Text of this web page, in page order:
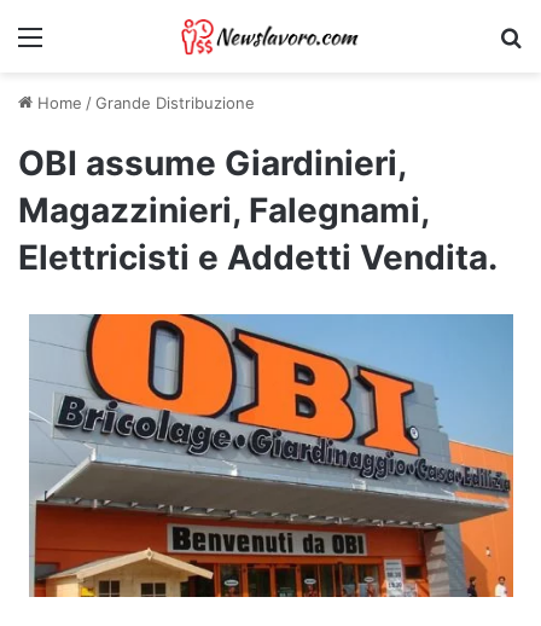
Menu
Home /Grande Distribuzione
OBI assume Giardinieri,
Magazzinieri, Falegnami,
Elettricisti e Addetti Vendita.